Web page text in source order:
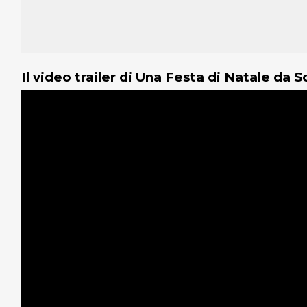
Il video trailer di Una Festa di Natale da